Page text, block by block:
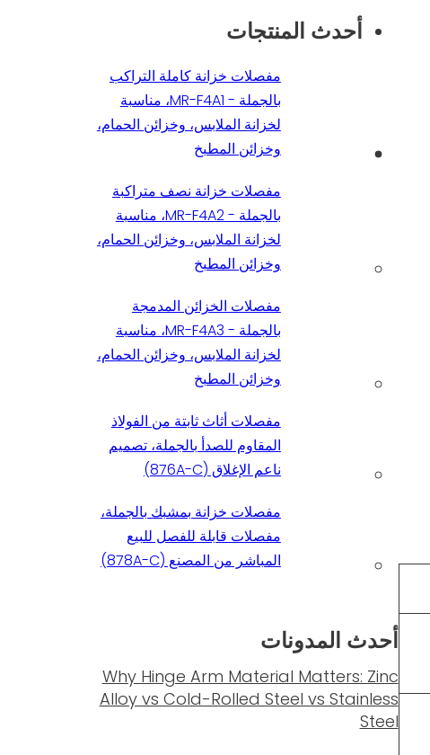
أحدث المنتجات
مفصلات خزانة كاملة التراكب
بالجملة - MR-F4A1، مناسبة
لخزانة الملابس، وخزائن الحمام،
وخزائن المطبخ
مفصلات خزانة نصف متراكبة
بالجملة - MR-F4A2، مناسبة
لخزانة الملابس، وخزائن الحمام،
وخزائن المطبخ
مفصلات الخزائن المدمجة
بالجملة - MR-F4A3، مناسبة
لخزانة الملابس، وخزائن الحمام،
وخزائن المطبخ
مفصلات أثاث ثابتة من الفولاذ
المقاوم للصدأ بالجملة، تصميم
ناعم الإغلاق (876A-C)
مفصلات خزانة بمشبك بالجملة،
مفصلات قابلة للفصل للبيع
المباشر من المصنع (878A-C)
أحدث المدونات
Why Hinge Arm Material Matters: Zinc
Alloy vs Cold-Rolled Steel vs Stainless
Steel